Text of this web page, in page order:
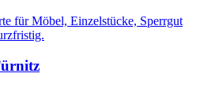
für Möbel, Einzelstücke, Sperrgut